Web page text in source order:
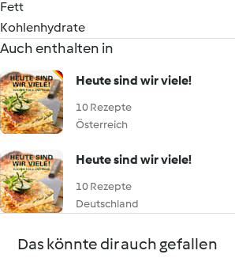
Fett
Kohlenhydrate
Auch enthalten in
Heute sind wir viele!
10 Rezepte
Österreich
Heute sind wir viele!
10 Rezepte
Deutschland
Das könnte dir auch gefallen